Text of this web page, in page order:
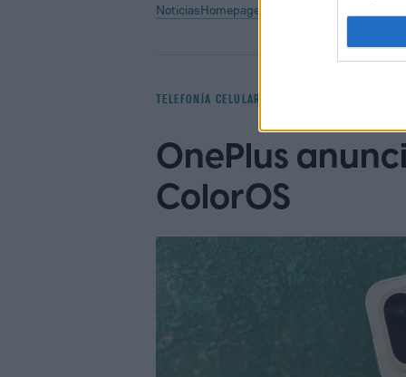
NoticiasHomepage
TELEFONÍA CELULAR
OnePlus
ColorOS